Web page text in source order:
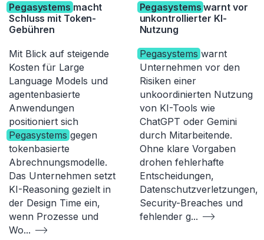
Pegasystems macht
Schluss mit Token-
Gebühren
Mit Blick auf steigende
Kosten für Large
Language Models und
agentenbasierte
Anwendungen
positioniert sich
Pegasystems gegen
tokenbasierte
Abrechnungsmodelle.
Das Unternehmen setzt
KI-Reasoning gezielt in
der Design Time ein,
wenn Prozesse und
Wo...
Pegasystemswarnt vor
unkontrollierter KI-
Nutzung
Pegasystems warnt
Unternehmen vor den
Risiken einer
unkoordinierten Nutzung
von KI-Tools wie
ChatGPT oder Gemini
durch Mitarbeitende.
Ohne klare Vorgaben
drohen fehlerhafte
Entscheidungen,
Datenschutzverletzungen,
Security-Breaches und
fehlender g...